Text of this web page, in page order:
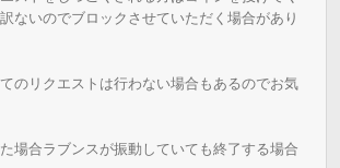
ないのでブロックさせていただく場合があり
のリクエストは行わない場合もあるのでお気
場合ラブンスが振動していても終了する場合